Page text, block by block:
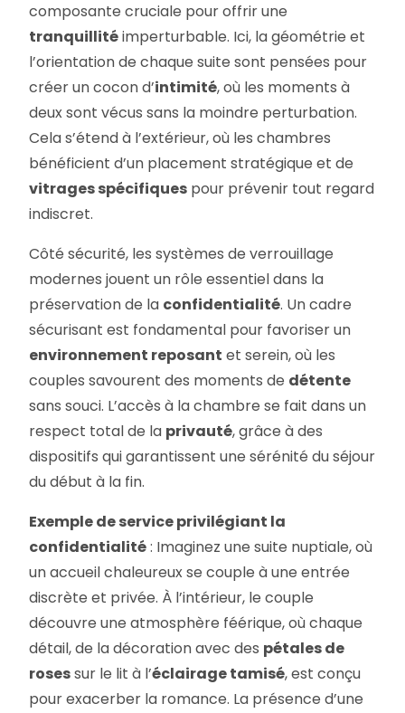
composante cruciale pour offrir une
tranquillitéimperturbable. Ici, la géométrie et
l’orientation de chaque suite sont pensées pour
créer un cocon d’intimité, où les moments à
deux sont vécus sans la moindre perturbation.
Cela s’étend à l’extérieur, où les chambres
bénéficient d’un placement stratégique et de
vitrages spécifiques pour prévenir tout regard
indiscret.
Côté sécurité, les systèmes de verrouillage
modernes jouent un rôle essentiel dans la
préservation de la confidentialité. Un cadre
sécurisant est fondamental pour favoriser un
environnement reposant et serein, où les
couples savourent des moments de détente
sans souci. L’accès à la chambre se fait dans un
respect total de la privauté, grâce à des
dispositifs qui garantissent une sérénité du séjour
du début à la fin.
Exemple de service privilégiant la
confidentialité: Imaginez une suite nuptiale, où
un accueil chaleureux se couple à une entrée
discrète et privée. À l’intérieur, le couple
découvre une atmosphère féérique, où chaque
détail, de la décoration avec des pétales de
rosessur le lit à l’éclairage tamisé, est conçu
pour exacerber la romance. La présence d’une